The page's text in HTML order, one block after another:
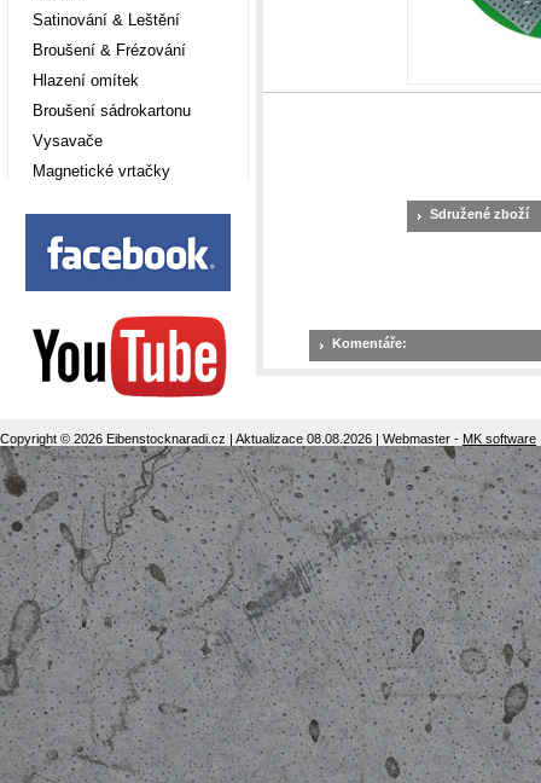
Satinování & Leštění
Broušení & Frézování
Hlazení omítek
Broušení sádrokartonu
Vysavače
Magnetické vrtačky
Sdružené zboží
Komentáře:
Copyright © 2026 Eibenstocknaradi.cz | Aktualizace 08.08.2026 | Webmaster - MK software